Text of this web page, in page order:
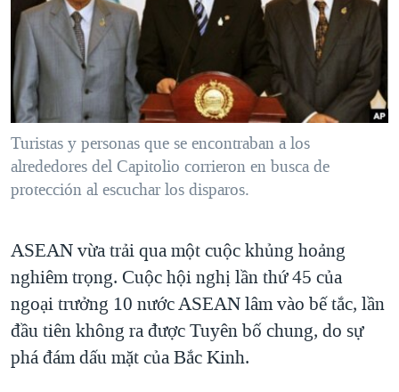
"Tìm"
NGƯỜI VIỆT HẢI NGOẠI
ĐỜI SỐNG
KINH TẾ
KHOA HỌC
SỨC KHOẺ
GIÁO DỤC
TẠI
HÀNH TRÌNH BẦU CỬ 2024
MỘT NĂM CHIẾN TRANH TẠI DẢI GAZA
GIẢI MÃ VÀNH ĐAI & CON ĐƯỜNG
TRỊNH VĨNH BÌNH - NGƯỜI HẠ 'BÊN THẮNG CUỘC'
GROUND ZERO – XƯA VÀ NAY
CÁC GIÁ TRỊ CỘNG HÒA Ở VIỆT NAM
TRỊNH VĨNH BÌNH VS. CHÍNH PHỦ VIỆT NAM
NGƯ DÂN VIỆT VÀ LÀN SÓNG TRỘM HẢI SÂM
VIDEO
NGHE
MẠNG XÃ HỘI
Ngôn ngữ khác
Turistas y personas que se encontraban a los
alrededores del Capitolio corrieron en busca de
protección al escuchar los disparos.
ASEAN vừa trải qua một cuộc khủng hoảng
nghiêm trọng. Cuộc hội nghị lần thứ 45 của
ngoại trưởng 10 nước ASEAN lâm vào bế tắc, lần
đầu tiên không ra được Tuyên bố chung, do sự
phá đám dấu mặt của Bắc Kinh.